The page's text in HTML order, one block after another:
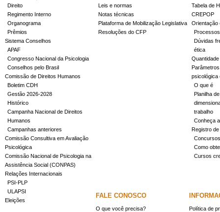
Direito
Regimento Interno
Organograma
Prêmios
Sistema Conselhos
APAF
Congresso Nacional da Psicologia
Conselhos pelo Brasil
Comissão de Direitos Humanos
Boletim CDH
Gestão 2026-2028
Histórico
Campanha Nacional de Direitos
Humanos
Campanhas anteriores
Comissão Consultiva em Avaliação
Psicológica
Comissão Nacional de Psicologia na
Assistência Social (CONPAS)
Relações Internacionais
PSI-PLP
ULAPSI
Eleições
Leis e normas
Notas técnicas
Plataforma de Mobilização Legislativa
Resoluções do CFP
Tabela de
CREPOP
Orientação
Dúvidas
ética
psicológica
O que é
Planilha
trabalho
Conheça
Registro
Concursos
Como
Cursos
FALE CONOSCO
O que você precisa?
Política de